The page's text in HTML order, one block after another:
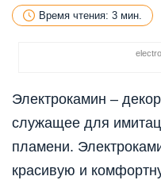
Время чтения: 3 мин.
Электрокамин –
служащее для
пламени.
красивую и